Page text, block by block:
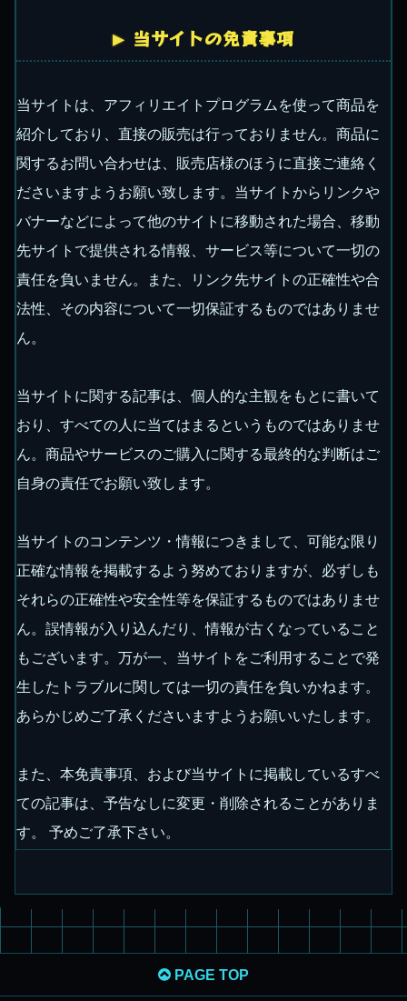
当サイトの免責事項
当サイトは、アフィリエイトプログラムを使って商品を
紹介しており、直接の販売は行っておりません。商品に
関するお問い合わせは、販売店様のほうに直接ご連絡く
ださいますようお願い致します。当サイトからリンクや
バナーなどによって他のサイトに移動された場合、移動
先サイトで提供される情報、サービス等について一切の
責任を負いません。また、リンク先サイトの正確性や合
法性、その内容について一切保証するものではありませ
ん。
当サイトに関する記事は、個人的な主観をもとに書いて
おり、すべての人に当てはまるというものではありませ
ん。商品やサービスのご購入に関する最終的な判断はご
自身の責任でお願い致します。
当サイトのコンテンツ・情報につきまして、可能な限り
正確な情報を掲載するよう努めておりますが、必ずしも
それらの正確性や安全性等を保証するものではありませ
ん。誤情報が入り込んだり、情報が古くなっていること
もございます。万が一、当サイトをご利用することで発
生したトラブルに関しては一切の責任を負いかねます。
あらかじめご了承くださいますようお願いいたします。
また、本免責事項、および当サイトに掲載しているすべ
ての記事は、予告なしに変更・削除されることがありま
す。 予めご了承下さい。
PAGE TOP